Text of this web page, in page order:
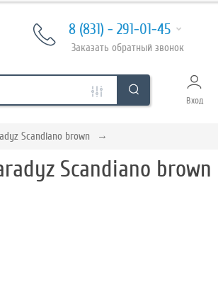
8 (831) - 291-01-45
Заказатьобратныйзвонок
Вход
Scandiano brown
Scandiano brown